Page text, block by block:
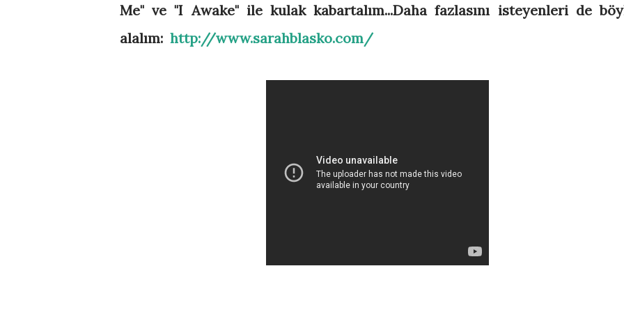
Me" ve "I Awake" ile kulak kabartalım...Daha fazlasını isteyenleri de
alalım: http://www.sarahblasko.com/